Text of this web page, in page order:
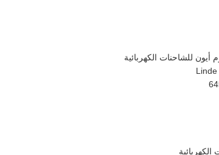
أيون للشاحنات الكهربائية
الكهربائية